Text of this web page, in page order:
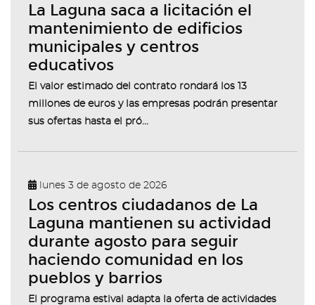
La Laguna saca a licitación el
mantenimiento de edificios
municipales y centros
educativos
El valor estimado del contrato rondará los 13
millones de euros y las empresas podrán presentar
sus ofertas hasta el pró...
lunes 3 de agosto de 2026
Los centros ciudadanos de La
Laguna mantienen su actividad
durante agosto para seguir
haciendo comunidad en los
pueblos y barrios
El programa estival adapta la oferta de actividades